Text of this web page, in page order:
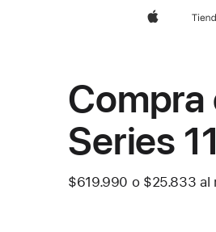
Apple
Compra
Series 11
$619.990 o $25.833 al